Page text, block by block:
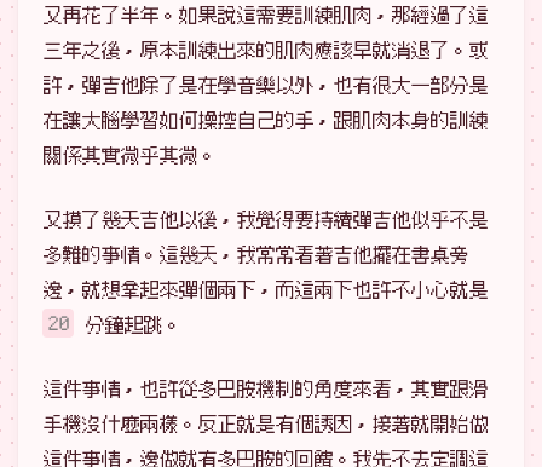
又再花了半年。如果說這需要訓練肌肉，那經過了這
三年之後，原本訓練出來的肌肉應該早就消退了。或
許，彈吉他除了是在學音樂以外，也有很大一部分是
在讓大腦學習如何操控自己的手，跟肌肉本身的訓練
關係其實微乎其微。
又摸了幾天吉他以後，我覺得要持續彈吉他似乎不是
多難的事情。這幾天，我常常看著吉他擺在書桌旁
邊，就想拿起來彈個兩下，而這兩下也許不小心就是
20
分鐘起跳。
這件事情，也許從多巴胺機制的角度來看，其實跟滑
手機沒什麼兩樣。反正就是有個誘因，接著就開始做
這件事情，邊做就有多巴胺的回饋。我先不去定調這